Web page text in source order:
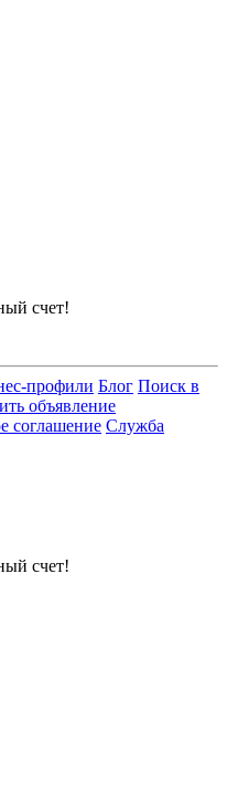
счет!
профили Блог Поиск в
объявление
соглашение Служба
счет!